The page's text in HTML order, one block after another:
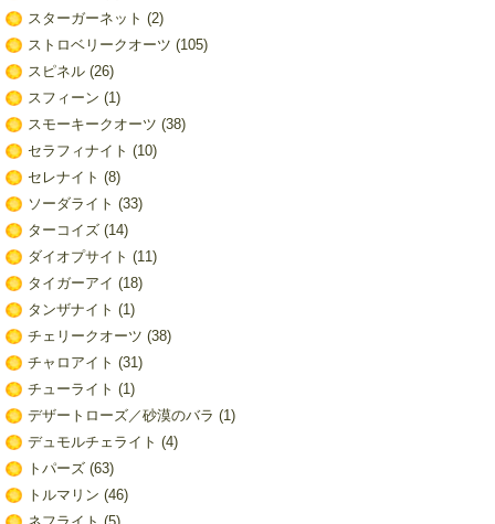
スターガーネット (2)
ストロベリークオーツ (105)
スピネル(26)
スフィーン (1)
スモーキークオーツ (38)
セラフィナイト (10)
セレナイト (8)
ソーダライト (33)
ターコイズ(14)
ダイオプサイト (11)
タイガーアイ (18)
タンザナイト (1)
チェリークオーツ (38)
チャロアイト (31)
チューライト (1)
デザートローズ／砂漠のバラ (1)
デュモルチェライト (4)
トパーズ(63)
トルマリン (46)